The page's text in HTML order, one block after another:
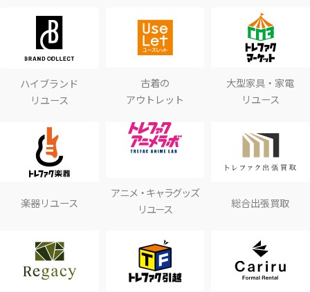
ハイブランド
リユース
古着の
アウトレット
大型家具・家電
リユース
楽器リユース
アニメ・キャラグッズ
リユース
総合出張買取